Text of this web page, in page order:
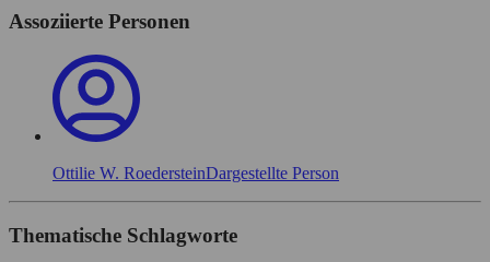
Assoziierte Personen
Ottilie W. RoedersteinDargestellte Person
Thematische Schlagworte